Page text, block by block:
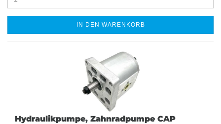
IN DEN WARENKORB
Hydraulikpumpe, Zahnradpumpe CAP